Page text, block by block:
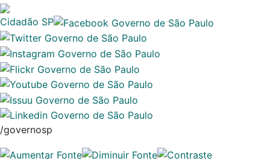
Cidadão SP
/governosp